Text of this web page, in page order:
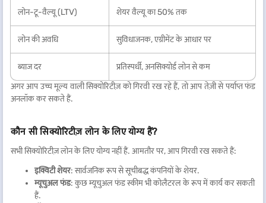
लोन-टू-वैल्यू (LTV) शेयर वैल्यू का 50% तक
लोन की अवधि सुविधाजनक, एग्रीमेंट के आधार पर
ब्याज दर
प्रतिस्पर्धी, अनसिक्योर्ड लोन से कम
अगर आप उच्च मूल्य वाली सिक्योरिटीज़ को गिरवी रख रहे हैं, तो आप तेज़ी से पर्याप्त फंड
अनलॉक कर सकते हैं.
कौन सी सिक्योरिटीज़ लोन के लिए योग्य हैं?
सभी सिक्योरिटीज़ लोन के लिए योग्य नहीं हैं. आमतौर पर, आप गिरवी रख सकते हैं:
इक्विटी शेयर: सार्वजनिक रूप से सूचीबद्ध कंपनियों के शेयर.
म्यूचुअल फंड: कुछ म्यूचुअल फंड स्कीम भी कोलैटरल के रूप में कार्य कर सकती
हैं.